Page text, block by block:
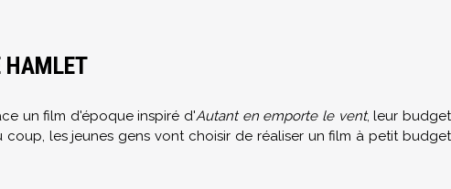
HAMLET
un film d'époque inspiré d'Autant en emporte le vent, leur budget
coup, les jeunes gens vont choisir de réaliser un film à petit budget